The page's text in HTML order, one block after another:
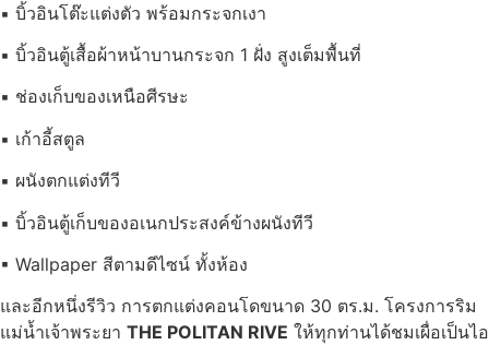
▪ บิ้วอินโต๊ะแต่งตัว พร้อมกระจกเงา
▪ บิ้วอินตู้เสื้อผ้าหน้าบานกระจก 1 ฝั่ง สูงเต็มพื้นที่
▪ ช่องเก็บของเหนือศีรษะ
▪ เก้าอี้สตูล
▪ ผนังตกแต่งทีวี
▪ บิ้วอินตู้เก็บของอเนกประสงค์ข้างผนังทีวี
▪ Wallpaper สีตามดีไซน์ ทั้งห้อง
และอีกหนึ่งรีวิว การตกแต่งคอนโดขนาด 30 ตร.ม. โครงการริม
แม่น้ำเจ้าพระยา THE POLITAN RIVE ให้ทุกท่านได้ชมเผื่อเป็นไอ